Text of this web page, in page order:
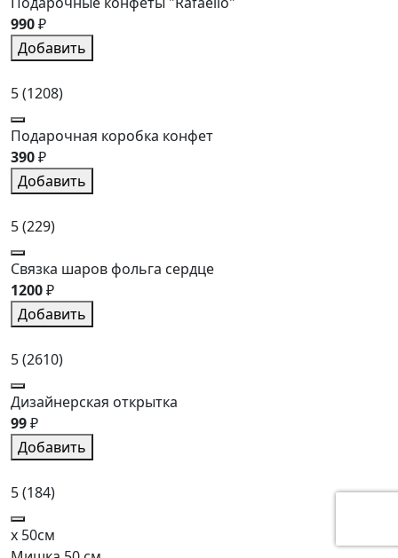
990₽
Добавить
5(1208)
Подарочная коробка конфет
390₽
Добавить
5(229)
Связка шаров фольга сердце
1200₽
Добавить
5(2610)
Дизайнерская открытка
99₽
Добавить
5(184)
x 50см